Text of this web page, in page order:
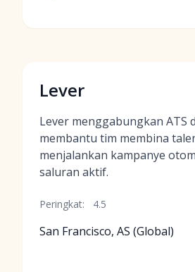
Lever
Lever menggabungkan ATS
membantu tim membina
menjalankan kampanye
saluran aktif.
Peringkat: 4.5
San Francisco, AS (Global)